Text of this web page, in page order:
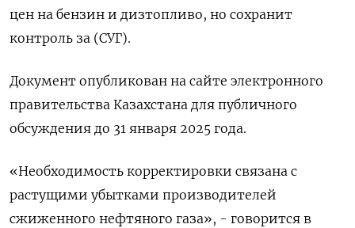
цен на бензин и дизтопливо, но сохранит
контроль за (СУГ).
Документ опубликован на сайте электронного
правительства Казахстана для публичного
обсуждения до 31 января 2025 года.
«Необходимость корректировки связана с
растущими убытками производителей
сжиженного нефтяного газа», - говорится в